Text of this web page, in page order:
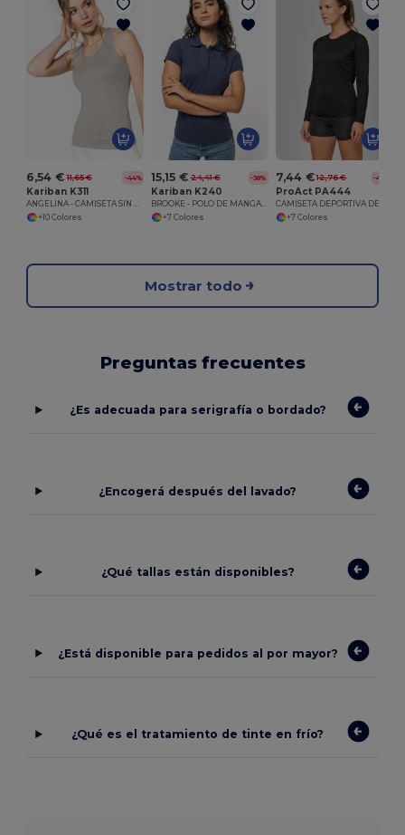
6,54 € 11,65 € -44%
Kariban K311
ANGELINA - CAMISETA SIN MANGAS Camiseta Sin Mangas Mujer
+10 Colores
15,15 € 24,41 € -38%
Kariban K240
BROOKE - POLO DE MANGA CORTA PARA MUJER
+7 Colores
7,44 € 12,76 € -42%
ProAct PA444
+7 Colores
Mostrar todo
Preguntas frecuentes
¿Es adecuada para serigrafía o bordado?
¿Encogerá después del lavado?
¿Qué tallas están disponibles?
¿Está disponible para pedidos al por mayor?
¿Qué es el tratamiento de tinte en frío?